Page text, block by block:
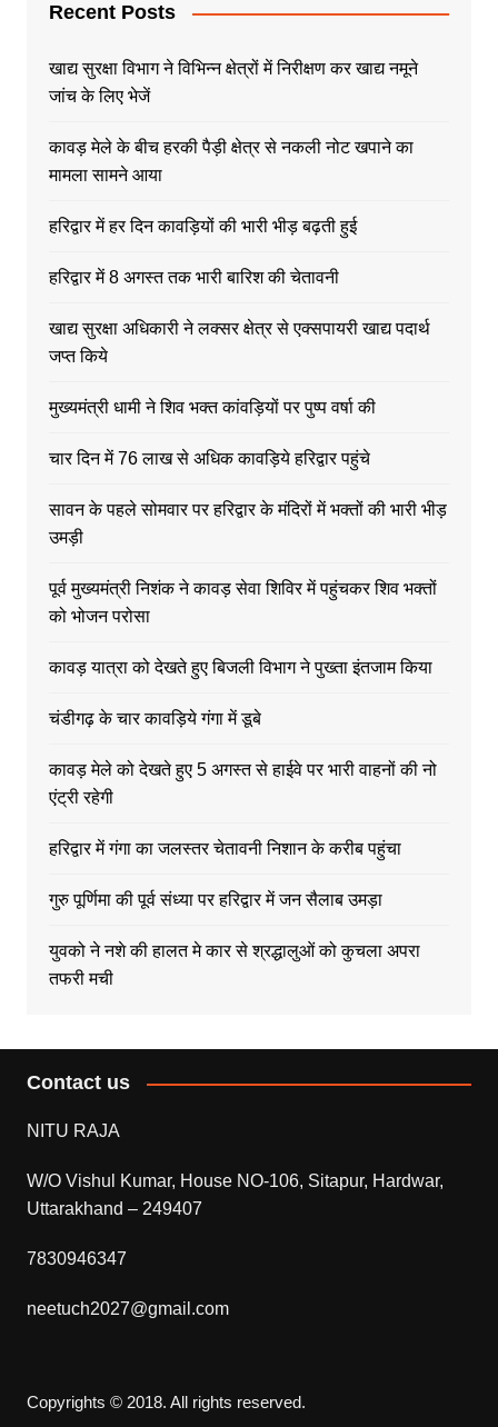
Recent Posts
खाद्य सुरक्षा विभाग ने विभिन्न क्षेत्रों में निरीक्षण कर खाद्य नमूने
जांच के लिए भेजें
कावड़ मेले के बीच हरकी पैड़ी क्षेत्र से नकली नोट खपाने का
मामला सामने आया
हरिद्वार में हर दिन कावड़ियों की भारी भीड़ बढ़ती हुई
हरिद्वार में 8 अगस्त तक भारी बारिश की चेतावनी
खाद्य सुरक्षा अधिकारी ने लक्सर क्षेत्र से एक्सपायरी खाद्य पदार्थ
जप्त किये
मुख्यमंत्री धामी ने शिव भक्त कांवड़ियों पर पुष्प वर्षा की
चार दिन में 76 लाख से अधिक कावड़िये हरिद्वार पहुंचे
सावन के पहले सोमवार पर हरिद्वार के मंदिरों में भक्तों की भारी भीड़
उमड़ी
पूर्व मुख्यमंत्री निशंक ने कावड़ सेवा शिविर में पहुंचकर शिव भक्तों
को भोजन परोसा
कावड़ यात्रा को देखते हुए बिजली विभाग ने पुख्ता इंतजाम किया
चंडीगढ़ के चार कावड़िये गंगा में डूबे
कावड़ मेले को देखते हुए 5 अगस्त से हाईवे पर भारी वाहनों की नो
एंट्री रहेगी
हरिद्वार में गंगा का जलस्तर चेतावनी निशान के करीब पहुंचा
गुरु पूर्णिमा की पूर्व संध्या पर हरिद्वार में जन सैलाब उमड़ा
युवको ने नशे की हालत मे कार से श्रद्धालुओं को कुचला अपरा
तफरी मची
Contact us
NITU RAJA
W/O Vishul Kumar, House NO-106, Sitapur, Hardwar,
Uttarakhand – 249407
7830946347
neetuch2027@gmail.com
Copyrights © 2018. All rights reserved.